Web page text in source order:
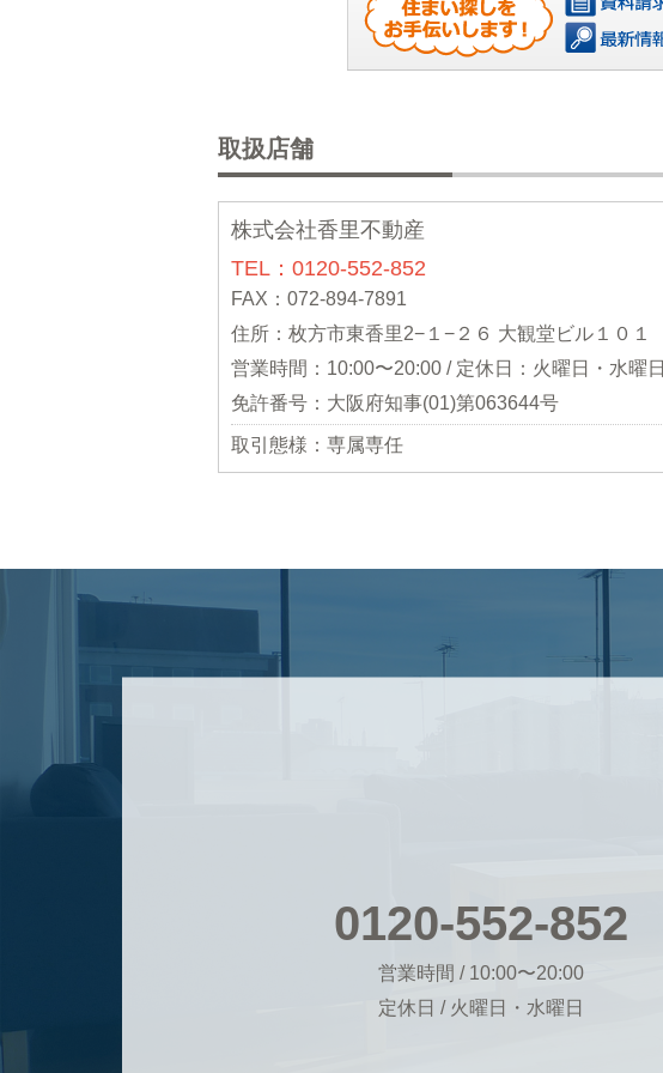
取扱店舗
株式会社香里不動産
TEL：0120-552-852
FAX：072-894-7891
住所：枚方市東香里2−１−２６ 大観堂ビル１０１
営業時間：10:00〜20:00 / 定休日：火曜日・水曜日
免許番号：大阪府知事(01)第063644号
取引態様：専属専任
0120-552-852
営業時間 / 10:00〜20:00
定休日 / 火曜日・水曜日